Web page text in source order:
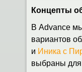
Концепты
В Advance
вариантов
и Иника с
выбраны для